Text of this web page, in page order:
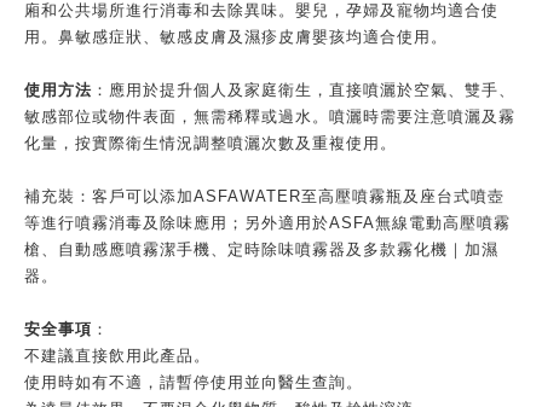
廂和公共場所進行消毒和去除異味。嬰兒，孕婦及寵物均適合使
用。鼻敏感症狀、敏感皮膚及濕疹皮膚嬰孩均適合使用。
使用方法 ：應用於提升個人及家庭衛生，直接噴灑於空氣、雙手、
敏感部位或物件表面，無需稀釋或過水。噴灑時需要注意噴灑及霧
化量，按實際衛生情況調整噴灑次數及重複使用。
補充裝：客戶可以添加ASFAWATER至高壓噴霧瓶及座台式噴壺
等進行噴霧消毒及除味應用；另外適用於ASFA無線電動高壓噴霧
槍、自動感應噴霧潔手機、定時除味噴霧器及多款霧化機｜加濕
器。
安全事項 ：
不建議直接飲用此產品。
使用時如有不適，請暫停使用並向醫生查詢。